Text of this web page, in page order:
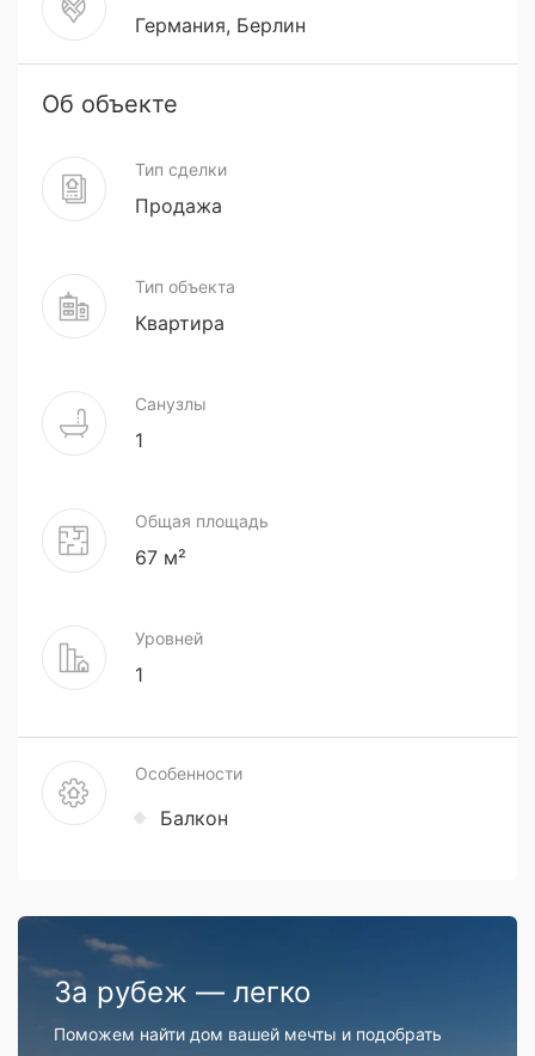
Германия, Берлин
Об объекте
Тип сделки
Продажа
Тип объекта
Квартира
Санузлы
1
Общая площадь
67 м²
Уровней
1
Особенности
Балкон
За рубеж — легко
Поможем найти дом вашей мечты и подобрать